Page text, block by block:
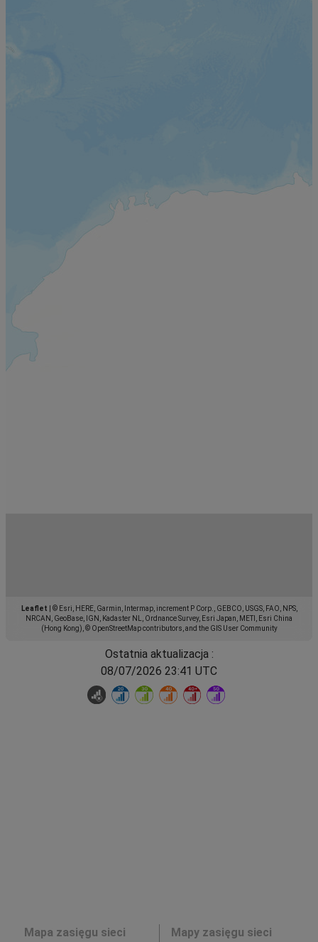
Leaflet
© Esri, HERE, Garmin, Intermap, increment P Corp., GEBCO, USGS, FAO, NPS,
NRCAN, GeoBase, IGN, Kadaster NL, Ordnance Survey, Esri Japan, METI, Esri China
(Hong Kong), © OpenStreetMap contributors, and the GIS User Community
Ostatnia aktualizacja :
08/07/2026 23:41 UTC
Mapa zasięgu sieci
Mapy zasięgu sieci